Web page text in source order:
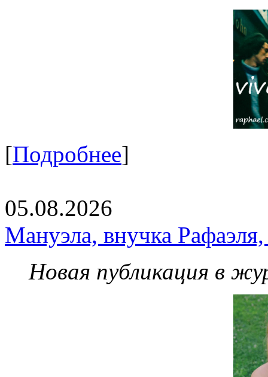
[Подробнее]
05.08.2026
Мануэла, внучка
Новая публикация в